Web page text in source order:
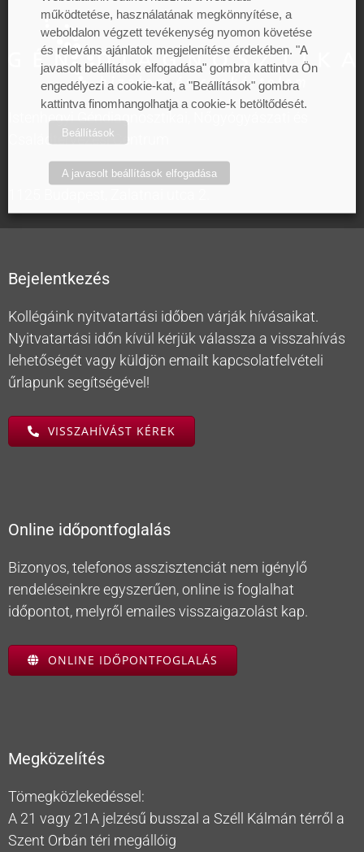
Istenhegyi Géndiagnosztikai, Nőgyógyászati és
Családtervezési Centrum
Bejelentkezés
Kollégáink nyitvatartási időben várják hívásaikat.
Nyitvatartási időn kívül kérjük válassza a visszahívás
lehetőségét vagy küldjön emailt kapcsolatfelvételi
űrlapunk segítségével!
VISSZAHÍVÁST KÉREK
Online időpontfoglalás
Bizonyos, telefonos asszisztenciát nem igénylő
rendeléseinkre egyszerűen, online is foglalhat
időpontot, melyről emailes visszaigazolást kap.
ONLINE IDŐPONTFOGLALÁS
Megközelítés
Tömegközlekedéssel:
A 21 vagy 21A jelzésű busszal a Széll Kálmán térről a
Szent Orbán téri megállóig
működtetése, használatának megkönnyítése, a
weboldalon végzett tevékenység nyomon követése
és releváns ajánlatok megjelenítése érdekében. "A
javasolt beállítások elfogadása" gombra kattintva Ön
engedélyezi a cookie-kat, a "Beállítások" gombra
kattintva finomhangolhatja a cookie-k betöltődését.
Beállítások
A javasolt beállítások elfogadása